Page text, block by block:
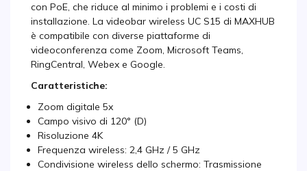
con PoE, che riduce al minimo i problemi e i costi di
installazione. La videobar wireless UC S15 di MAXHUB
è compatibile con diverse piattaforme di
videoconferenza come Zoom, Microsoft Teams,
RingCentral, Webex e Google.
Caratteristiche:
Zoom digitale 5x
Campo visivo di 120° (D)
Risoluzione 4K
Frequenza wireless: 2,4 GHz / 5 GHz
Condivisione wireless dello schermo: Trasmissione